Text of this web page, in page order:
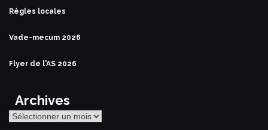
Règles locales
Vade-mecum 2026
Flyer de l'AS 2026
Archives
Archives